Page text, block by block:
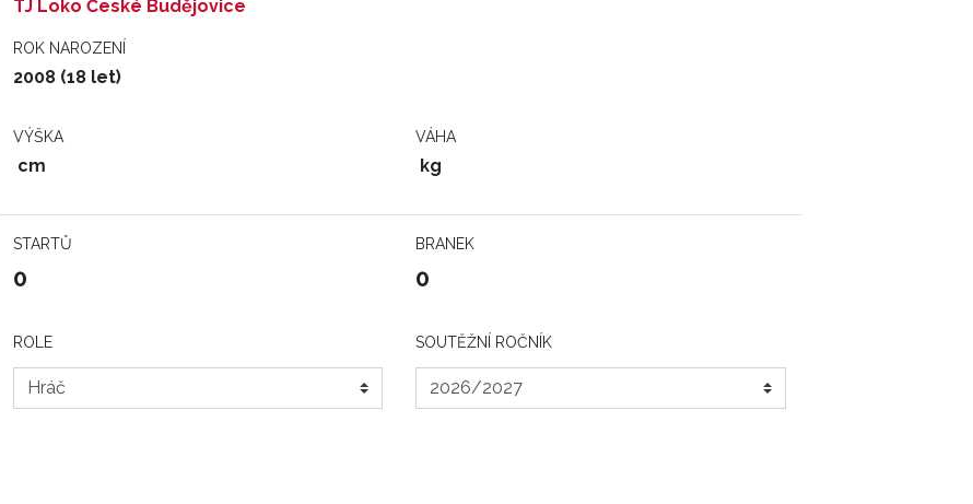
TJ Loko České Budějovice
ROK NAROZENÍ
2008 (18 let)
VÝŠKA
cm
VÁHA
kg
STARTŮ
0
BRANEK
0
ROLE SOUTĚŽNÍ ROČNÍK